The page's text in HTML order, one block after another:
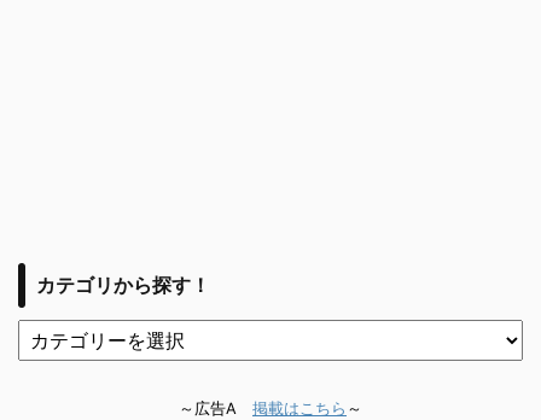
カテゴリから探す！
～広告A 掲載はこちら ～